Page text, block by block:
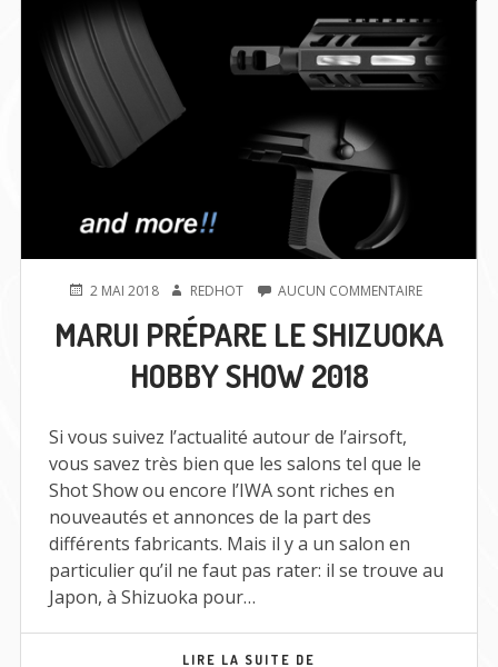
PUBLIÉ2 MAI 2018 AUTEUR
REDHOT AUCUN COMMENTAIRESUR
PRÉPARE
LE
MARUI PRÉPARE LE SHIZUOKA
HOBBY SHOW 2018
Si vous suivez l’actualité autour de l’airsoft,
vous savez très bien que les salons tel que le
Shot Show ou encore l’IWA sont riches en
nouveautés et annonces de la part des
différents fabricants. Mais il y a un salon en
particulier qu’il ne faut pas rater: il se trouve au
Japon, à Shizuoka pour…
LIRE LA SUITE DE